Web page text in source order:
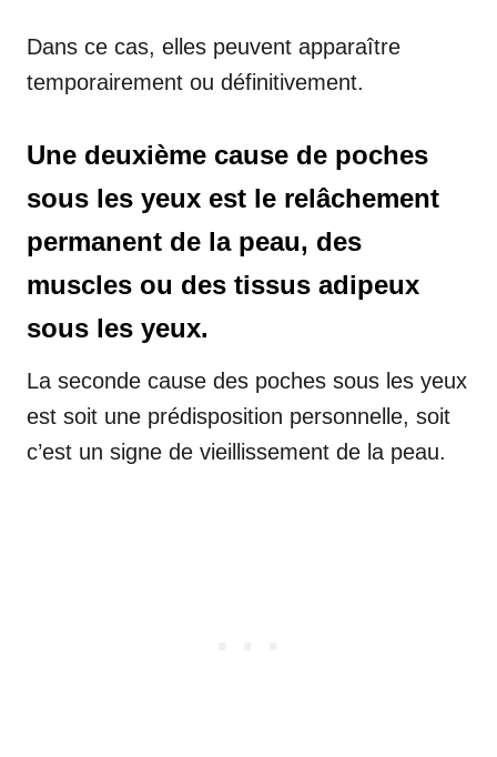
Dans ce cas, elles peuvent apparaître
temporairement ou définitivement.
Une deuxième cause de poches
sous les yeux est le relâchement
permanent de la peau, des
muscles ou des tissus adipeux
sous les yeux.
La seconde cause des poches sous les yeux
est soit une prédisposition personnelle, soit
c’est un signe de vieillissement de la peau.